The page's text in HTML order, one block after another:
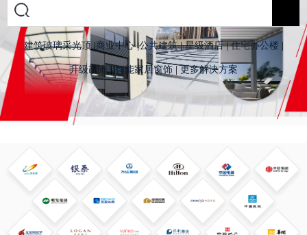
建筑玻璃采光顶 |商业中心 |公共建筑 | 星级酒店 | 住宅办公楼
升级改造 | 智能家居窗饰 更多解决方案